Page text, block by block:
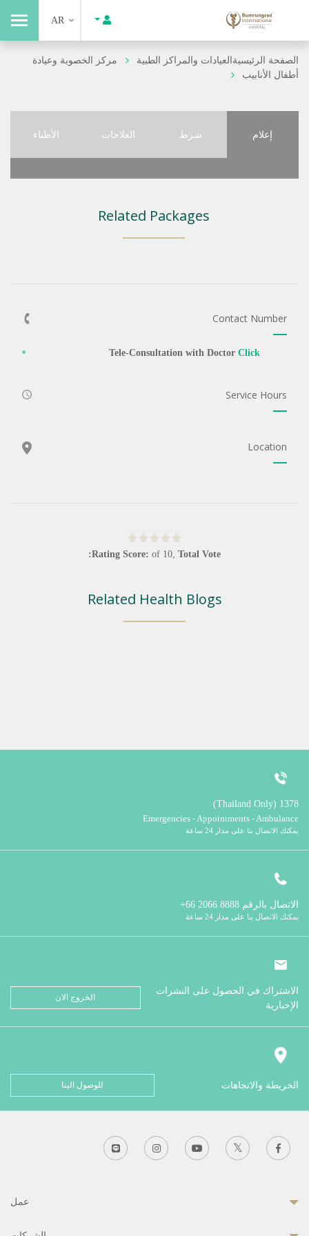
AR
الصفحة الرئيسيةالعيادات والمراكز الطبية
مركز الخصوبة وعيادة
أطفال الأنابيب
إعلام شرط العلاجات الأطباء
Related Packages
Contact Number
Tele-Consultation with Doctor Click
Service Hours
Location
Rating Score: of 10, Total Vote:
Related Health Blogs
1378 (Thailand Only)
Emergencies - Appointments - Ambulance
يمكنك الاتصال بنا على مدار 24 ساعة
الاتصال بالرقم
يمكنك الاتصال بنا على مدار 24 ساعة
الاشتراك في الحصول على النشرات
الإخبارية
الخروج الان
الخريطة والاتجاهات للوصول الينا
عمل